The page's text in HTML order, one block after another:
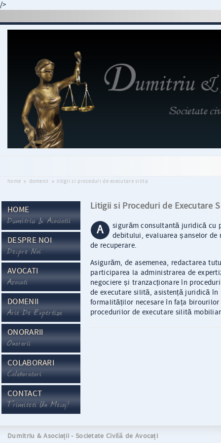
/>
home » domenii » litigii si proceduri de executare silita
HOME
Dumitriu & Asociatii
DESPRE NOI
Despre Noi
AVOCATI
Avocati
DOMENII
Arie De Expertiza
ONORARII
Onorarii
COLABORARI
Colaboratori
CONTACT
Trimiteti Un Mesaj!
Litigii si Proceduri de Executare
A
sigurăm consultantă juridică cu
debitului, evaluarea șanselor de
de recuperare.
Asigurăm, de asemenea, redactarea
participarea la administrarea de
negociere și tranzacționare în
de executare silită, asistență juridică
formalităților necesare în fața
procedurilor de executare silită
Dumitriu & Asociații - Societate Civilă de Avocați